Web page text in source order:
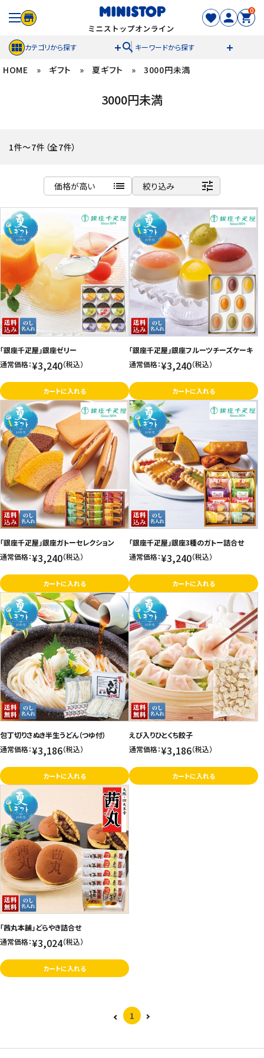
0
カテゴリから探す search キーワードから探す
ACCOUNT MENU
セール商品
カテゴリから探す
スイーツ
お菓子
飲料
酒類
日用品
セール
フードロス
ペット用品
SHOP GUIDE
ご利用ガイド
お問い合わせ
特定商取引法表示について
プライバシーポリシー
利用規約
会社概要
HOME » ギフト » 夏ギフト » 3000円未満
3000円未満
1件～7件（全7件）
価格が高い list
商品名
発売日順
価格が安い
価格が高い
お気に入り登録数
絞り込み tune
「銀座千疋屋」銀座ゼリー
通常価格：¥3,240（税込）
カートに入れる
「銀座千疋屋」銀座フルーツチーズケーキ
通常価格：¥3,240（税込）
カートに入れる
「銀座千疋屋」銀座ガトーセレクション
通常価格：¥3,240（税込）
カートに入れる
「銀座千疋屋」銀座3種のガトー詰合せ
通常価格：¥3,240（税込）
カートに入れる
包丁切りさぬき半生うどん（つゆ付）
通常価格：¥3,186（税込）
カートに入れる
えび入りひとくち餃子
通常価格：¥3,186（税込）
カートに入れる
「茜丸本舗」どらやき詰合せ
通常価格：¥3,024（税込）
カートに入れる
1